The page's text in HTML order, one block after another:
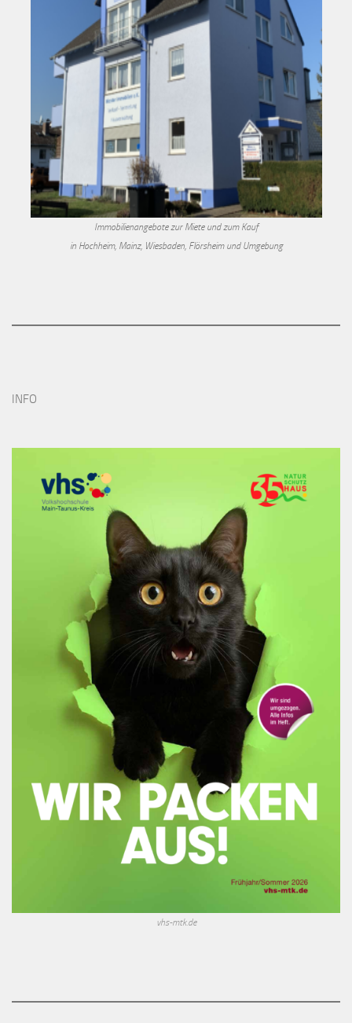
Immobilienangebote zur Miete und zum Kauf
in Hochheim, Mainz, Wiesbaden, Flörsheim und Umgebung
INFO
vhs-mtk.de